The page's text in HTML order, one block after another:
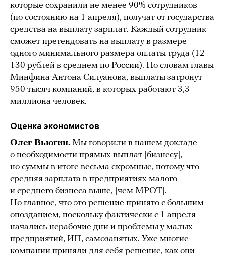
которые сохранили не менее 90% сотрудников
(по состоянию на 1 апреля), получат от государства
средства на выплату зарплат. Каждый сотрудник
сможет претендовать на выплату в размере
одного минимального размера оплаты труда (12
130 рублей в среднем по России). По словам главы
Минфина Антона Силуанова, выплаты затронут
950 тысяч компаний, в которых работают 3,3
миллиона человек.
Оценка экономистов
Олег Вьюгин. Мы говорили в нашем докладе
о необходимости прямых выплат [бизнесу],
но суммы в итоге весьма скромные, потому что
средняя зарплата в предприятиях малого
и среднего бизнеса выше, [чем МРОТ].
Но главное, что это решение принято с большим
опозданием, поскольку фактически с 1 апреля
начались нерабочие дни и проблемы у малых
предприятий, ИП, самозанятых. Уже многие
компании приняли для себя решение, как они